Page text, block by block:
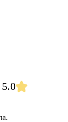
5.0